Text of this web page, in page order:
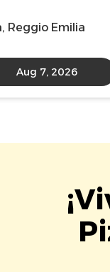
Reggio Emilia
Aug 7, 2026